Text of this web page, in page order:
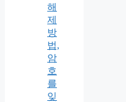
해
제
방
법,
암
호
를
잊